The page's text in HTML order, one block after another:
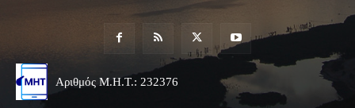
Αριθμός Μ.Η.Τ.: 232376